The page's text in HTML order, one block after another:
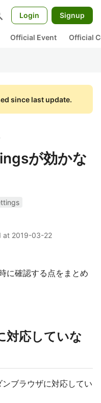
Login Signup
Official Event Official
since last update.
が効かな
at 2019-03-22
確認する点をまとめ
対応していな
ブラウザに対応してい